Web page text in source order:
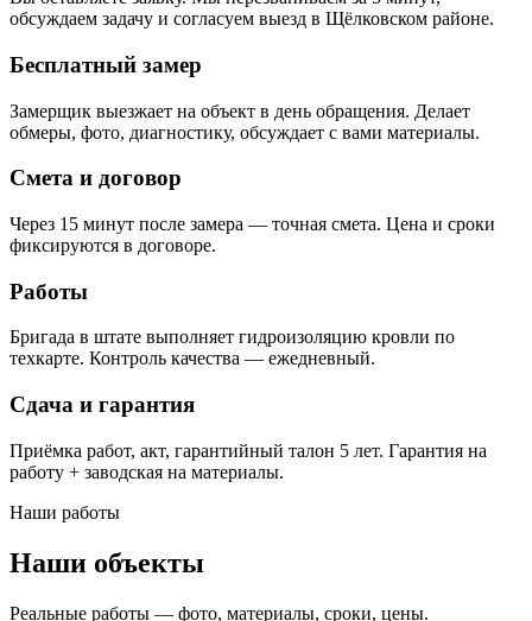
обсуждаем задачу и согласуем выезд в Щёлковском районе.
Бесплатный замер
Замерщик выезжает на объект в день обращения. Делает
обмеры, фото, диагностику, обсуждает с вами материалы.
Смета и договор
Через 15 минут после замера — точная смета. Цена и сроки
фиксируются в договоре.
Работы
Бригада в штате выполняет гидроизоляцию кровли по
техкарте. Контроль качества — ежедневный.
Сдача и гарантия
Приёмка работ, акт, гарантийный талон 5 лет. Гарантия на
работу + заводская на материалы.
Наши работы
Наши объекты
Реальные работы — фото, материалы, сроки, цены.